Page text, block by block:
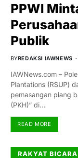
PPWI
Publik
BYREDAKSI IAWNEWS
IAWNews.com –
Plantations (RSUP)
pemasangan plang
(PKH)” di…
READ MORE
RAKYAT BICARA